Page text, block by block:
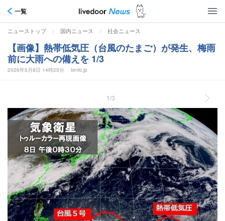
一覧
ニューストップ > 国内ニュース > 社会ニュース
【画像】熱帯低気圧（台風のたまご）が発生、梅雨
前に大雨への備えを 1/3
2026年5月8日 14時25分 tenki.jp
1/3